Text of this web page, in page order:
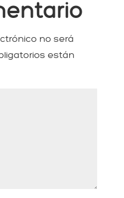
no será
están